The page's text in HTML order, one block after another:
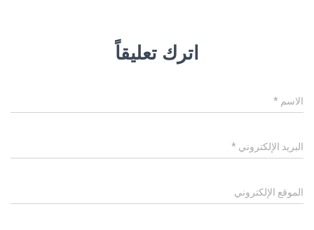
اترك تعليقاً
الاسم *
البريد الإلكتروني *
الموقع الإلكتروني